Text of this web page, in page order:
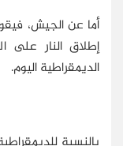
أما عن الجيش،
إطلاق النار على
الديمقراطية اليوم.